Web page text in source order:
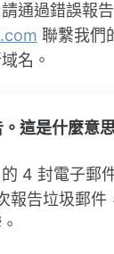
通過錯誤報
聯繫我們
名。
這是什麼意
4 封電子郵
報告垃圾郵件